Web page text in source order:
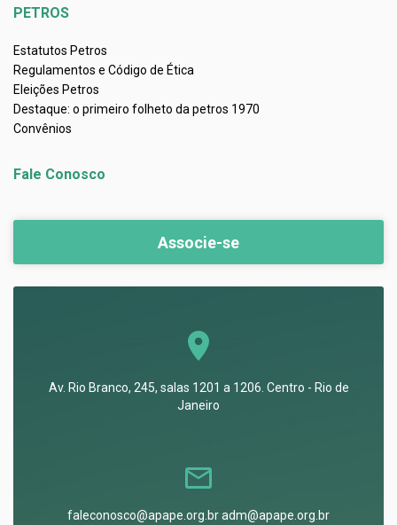
PETROS
Estatutos Petros
Regulamentos e Código de Ética
Eleições Petros
Destaque: o primeiro folheto da petros 1970
Convênios
Fale Conosco
Associe-se
Av. Rio Branco, 245, salas 1201 a 1206. Centro - Rio de
Janeiro
faleconosco@apape.org.br adm@apape.org.br